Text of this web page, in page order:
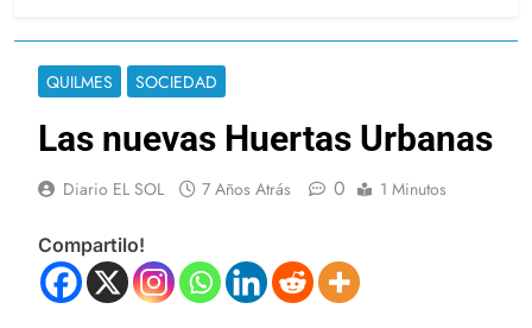
QUILMES SOCIEDAD
Las nuevas Huertas Urbanas
Diario EL SOL 7 Años Atrás 0 1 Minutos
Compartilo!